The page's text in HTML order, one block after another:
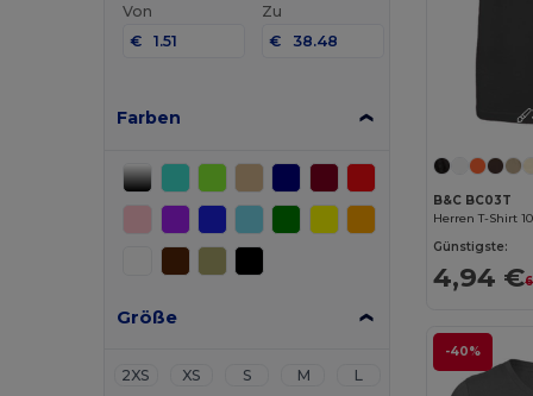
Von
€
Zu
€
Farben
Größe
2XS XS S M
L
B&C BC03T
Herren T-Shirt
Günstigste:
4,94 €
-40%